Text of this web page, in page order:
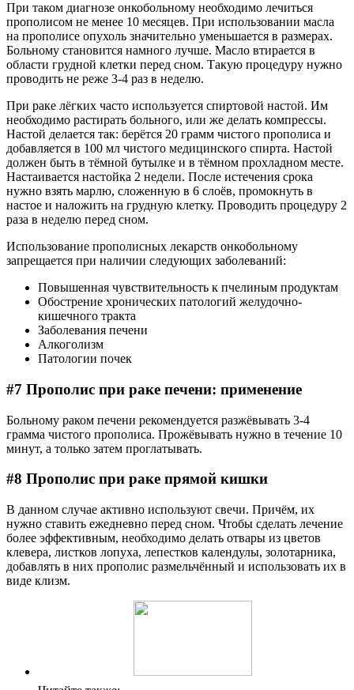
При таком диагнозе онкобольному необходимо лечиться
прополисом не менее 10 месяцев. При использовании масла
на прополисе опухоль значительно уменьшается в размерах.
Больному становится намного лучше. Масло втирается в
области грудной клетки перед сном. Такую процедуру нужно
проводить не реже 3-4 раз в неделю.
При раке лёгких часто используется спиртовой настой. Им
необходимо растирать больного, или же делать компрессы.
Настой делается так: берётся 20 грамм чистого прополиса и
добавляется в 100 мл чистого медицинского спирта. Настой
должен быть в тёмной бутылке и в тёмном прохладном месте.
Настаивается настойка 2 недели. После истечения срока
нужно взять марлю, сложенную в 6 слоёв, промокнуть в
настое и наложить на грудную клетку. Проводить процедуру 2
раза в неделю перед сном.
Использование прополисных лекарств онкобольному
запрещается при наличии следующих заболеваний:
Повышенная чувствительность к пчелиным продуктам
Обострение хронических патологий желудочно-
кишечного тракта
Заболевания печени
Алкоголизм
Патологии почек
#7 Прополис при раке печени: применение
Больному раком печени рекомендуется разжёвывать 3-4
грамма чистого прополиса. Прожёвывать нужно в течение 10
минут, а только затем проглатывать.
#8 Прополис при раке прямой кишки
В данном случае активно используют свечи. Причём, их
нужно ставить ежедневно перед сном. Чтобы сделать лечение
более эффективным, необходимо делать отвары из цветов
клевера, листков лопуха, лепестков календулы, золотарника,
добавлять в них прополис размельчённый и использовать их в
виде клизм.